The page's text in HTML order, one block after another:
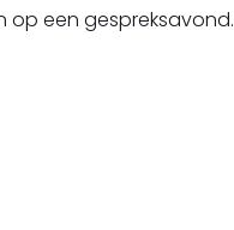
op een gespreksavond.